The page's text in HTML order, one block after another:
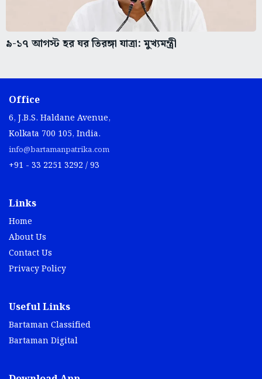
৯-১৭ আগস্ট হর ঘর তিরঙ্গা যাত্রা: মুখ্যমন্ত্রী
Office
6, J.B.S. Haldane Avenue,
Kolkata 700 105, India.
info@bartamanpatrika.com
+91 - 33 2251 3292 / 93
Links
Home
About Us
Contact Us
Privacy Policy
Useful Links
Bartaman Classified
Bartaman Digital